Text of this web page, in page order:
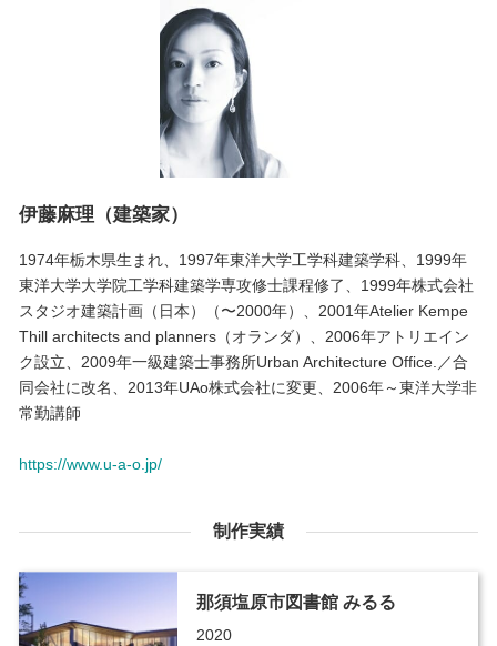
伊藤麻理（建築家）
1974年栃木県生まれ、1997年東洋大学工学科建築学科、1999年
東洋大学大学院工学科建築学専攻修士課程修了、1999年株式会社
スタジオ建築計画（日本）（〜2000年）、2001年Atelier Kempe
Thill architects and planners（オランダ）、2006年アトリエイン
ク設立、2009年一級建築士事務所Urban Architecture Office.／合
同会社に改名、2013年UAo株式会社に変更、2006年～東洋大学非
常勤講師
https://www.u-a-o.jp/
制作実績
那須塩原市図書館 みるる
2020